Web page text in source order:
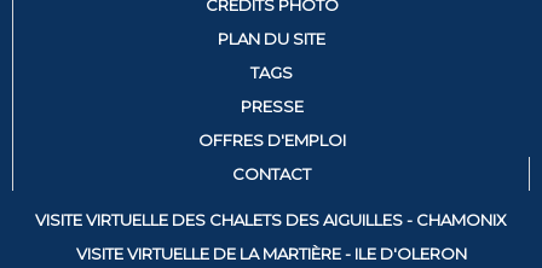
CRÉDITS PHOTO
PLAN DU SITE
TAGS
PRESSE
OFFRES D'EMPLOI
CONTACT
VISITE VIRTUELLE DES CHALETS DES AIGUILLES - CHAMONIX
VISITE VIRTUELLE DE LA MARTIÈRE - ILE D'OLERON